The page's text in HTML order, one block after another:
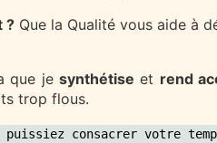
? Que la Qualité vous aide à
que je synthétise et rend
trop flous.
puissiez consacrer votre